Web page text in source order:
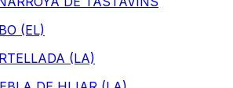
(EL)
(LA)